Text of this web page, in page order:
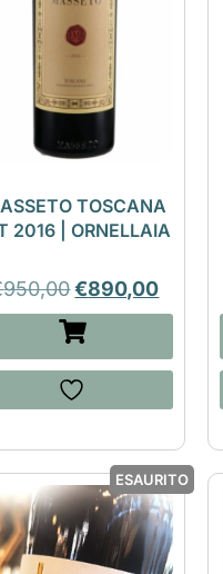
TOSCANA
2016 | ORNELLAIA
950,00€890,00
ESAURITO